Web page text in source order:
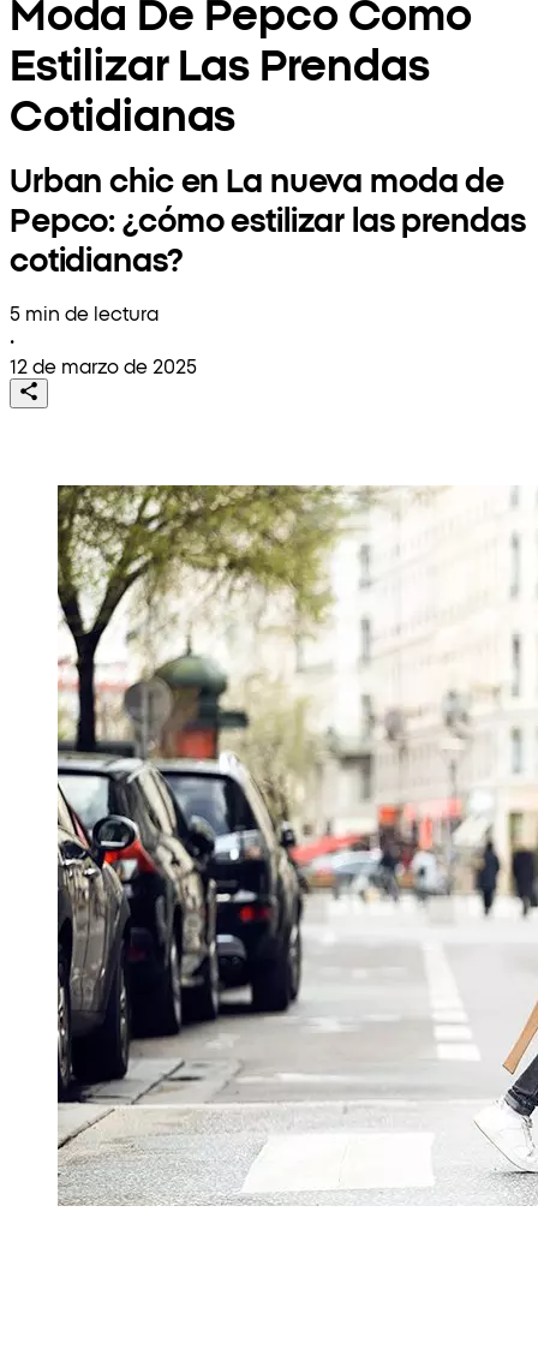
Estilizar Las Prendas
Cotidianas
Urban chic en La nueva moda de
Pepco: ¿cómo estilizar las prendas
cotidianas?
5 min de lectura
•
12 de marzo de 2025